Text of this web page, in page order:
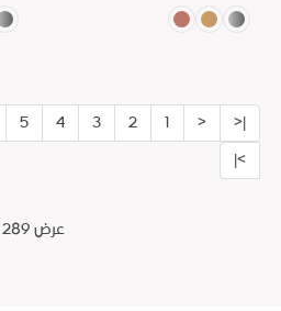
|<
<
2
3
4
5
>|
عرض 289 الى 336 من 395 (9 صفحات)